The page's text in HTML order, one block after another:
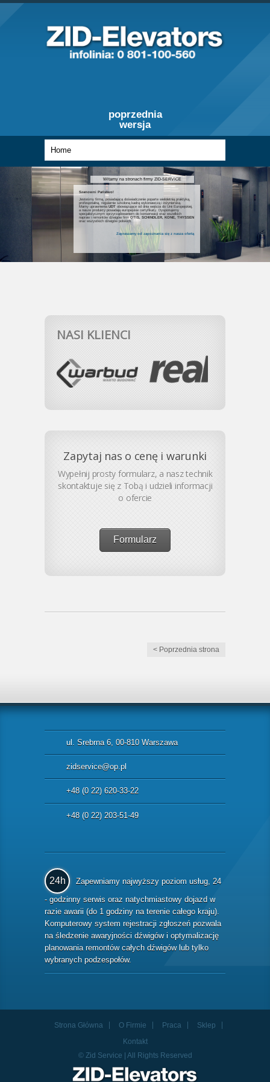
poprzednia
wersja
Witamy na stronach firmy ZID-SERVICE
Szanowni Państwo!
Jesteśmy firmą, posiadającą doświadczenie poparte wieloletnią praktyką,
profesjonalną, regularnie szkoloną kadrą wykonawczą i inżynierską.
Mamy uprawnieniaUDT obowiązujące od dnia wejścia do Unii Europejskiej,
a nasze produkty posiadają europejskie certyfikaty. Dysponujemy
specjalistycznym oprzyrządowaniem do konserwacji oraz wszelkich
napraw i remontów dźwigów firmOTIS, SCHINDLER, KONE, THYSSEN
oraz wszystkich dźwigów polskich.
Zapraszamy od zapoznania się z nasza ofertą
NASI KLIENCI
Zapytaj nas o cenę i warunki
Wypełnij prosty formularz, a nasz technik
skontaktuje się z Tobą i udzieli informacji
o ofercie
Formularz
< Poprzednia strona
ul. Srebrna 6, 00-810 Warszawa
zidservice@op.pl
+48 (0 22) 620-33-22
+48 (0 22) 203-51-49
24h
Zapewniamy najwyższy poziom usług, 24
- godzinny serwis oraz natychmiastowy dojazd w
razie awarii (do 1 godziny na terenie całego kraju).
Komputerowy system rejestracji zgłoszeń pozwala
na śledzenie awaryjności dźwigów i optymalizację
planowania remontów całych dźwigów lub tylko
wybranych podzespołów.
Strona Główna O Firmie Praca
Sklep
Kontakt
© Zid Service | All Rights Reserved